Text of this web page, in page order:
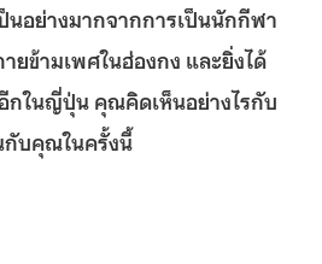
นอย่างมากจากการเป็นนักกีฬา
ข้ามเพศในฮ่องกง และยิ่งได้
กในญี่ปุ่น คุณคิดเห็นอย่างไรกับ
บคุณในครั้งนี้